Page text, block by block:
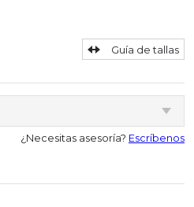
Guía de tallas
¿Necesitas asesoría? Escríbenos